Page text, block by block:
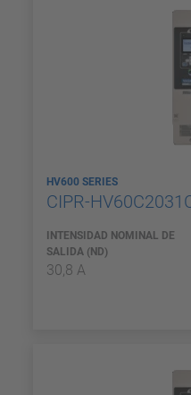
HV600 SERIES
CIPR-
INTENSIDAD NOMINAL DE
SALIDA (ND)
30,8 A